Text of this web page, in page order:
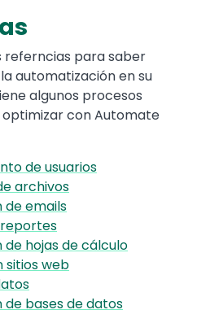
referncias para saber
automatización en su
algunos procesos
con Automate
de usuarios
archivos
de emails
hojas de cálculo
sitios web
bases de datos